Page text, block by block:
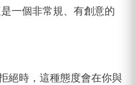
一個非常規、有創意的
絕時，這種態度會在你與